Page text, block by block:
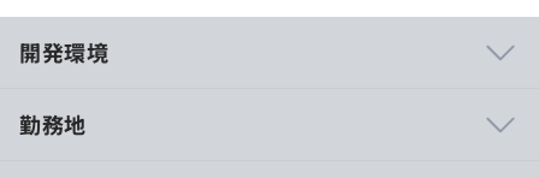
開発環境
勤務地